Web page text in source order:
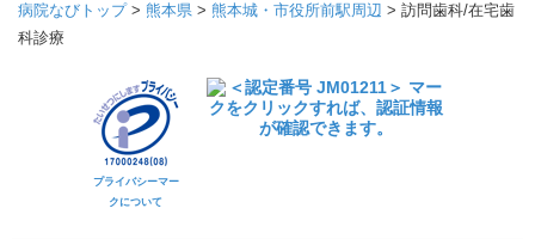
病院なびトップ> 熊本県 > 熊本城・市役所前駅周辺 > 訪問歯科/在宅歯
科診療
プライバシーマー
クについて